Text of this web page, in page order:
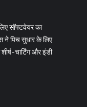
सॉफ्टवेयर का
ने पिच सुधार के लिए
चार्टिंग और इंडी